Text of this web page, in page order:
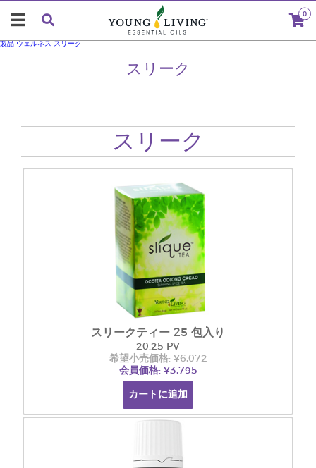
0
スリーク
製品 ウェルネス スリーク
スリーク
スリークティー 25 包入り
20.25 PV
希望小売価格: ¥6,072
会員価格: ¥3,795
カートに追加